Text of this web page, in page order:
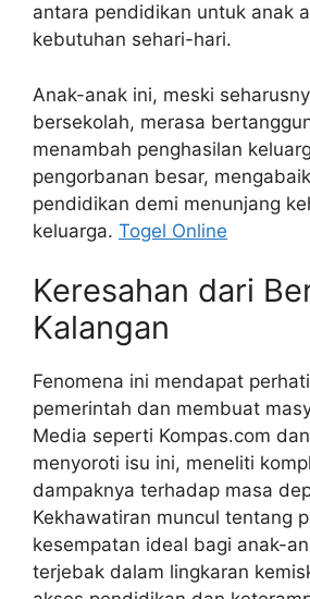
antara pendidikan untuk anak
kebutuhan sehari-hari.
Anak-anak ini, meski
bersekolah, merasa
menambah penghasilan
pengorbanan besar,
pendidikan demi menunjang
keluarga. Togel Online
Keresahan dari
Kalangan
Fenomena ini mendapat
pemerintah dan membuat
Media seperti Kompas.com
menyoroti isu ini, meneliti
dampaknya terhadap masa
Kekhawatiran muncul tentang
kesempatan ideal bagi anak-
terjebak dalam lingkaran